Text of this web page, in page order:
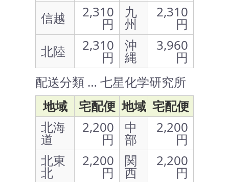
信越
2,310
円
九
州
2,310
円
北陸
2,310
円
沖
縄
3,960
円
配送分類 … 七星化学研究所
地域
宅配便 地域 宅配便
北海
道
2,200
円
中
部
2,200
円
北東
北
2,200
円
関
西
2,200
円